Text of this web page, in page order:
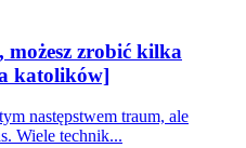
zrobić kilka
katolików]
następstwem traum, ale
Wiele technik...